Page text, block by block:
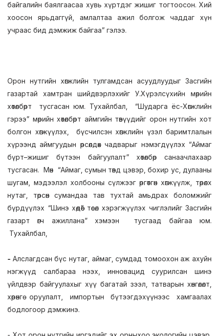
байгалийн баялгаасаа хувь хүртдэг жишиг тогтоосон. Хий
хоосон ярьдаггүй, амлалтаа ажил болгож чаддаг хүн
учраас бид дэмжиж байгаа” гэлээ.
Орон нутгийн хөгжлийн тулгамдсан асуудлуудыг Засгийн
газартай хамтран шийдвэрлэхийг У.Хүрэлсүхийн мөрийн
хөтөлбөрт тусгасан юм. Тухайлбал, “Шударга ёс-Хөгжлийн
гэрээ” мөрийн хөтөлбөрт аймгийн төвүүдийг орон нутгийн хот
болгон хөгжүүлэх, бүсчилсэн хөгжлийн үзэл баримтлалын
хүрээнд аймгуудын өрсөлдөх чадварыг нэмэгдүүлэх “Аймаг
бүрт–жишиг бүтээн байгуулалт” хөтөлбөр санаачлахаар
тусгасан. Мөн “Аймаг, сумын төвд цэвэр, бохир ус, дулааны
шугам, мэдээлэл холбооны сүлжээг өргөтгөн хөгжүүлж, төрөлх
нутаг, төрсөн сумандаа тав тухтай амьдрах боломжийг
бүрдүүлэх “Шинэ хөдөө” төсөл хэрэгжүүлэх чиглэлийг Засгийн
газарт өгч ажиллана” хэмээн тусгаад байгаа юм.
Тухайлбал,
- Алслагдсан бүс нутаг, аймаг, сумдад томоохон аж ахуйн
нэгжүүд салбараа нээх, инновацид суурилсан шинэ
үйлдвэр байгуулахыг хүү багатай зээл, татварын хөнгөлөлт,
хөрөнгө оруулалт, импортын бүтээгдэхүүнээс хамгаалах
бодлогоор дэмжинэ.